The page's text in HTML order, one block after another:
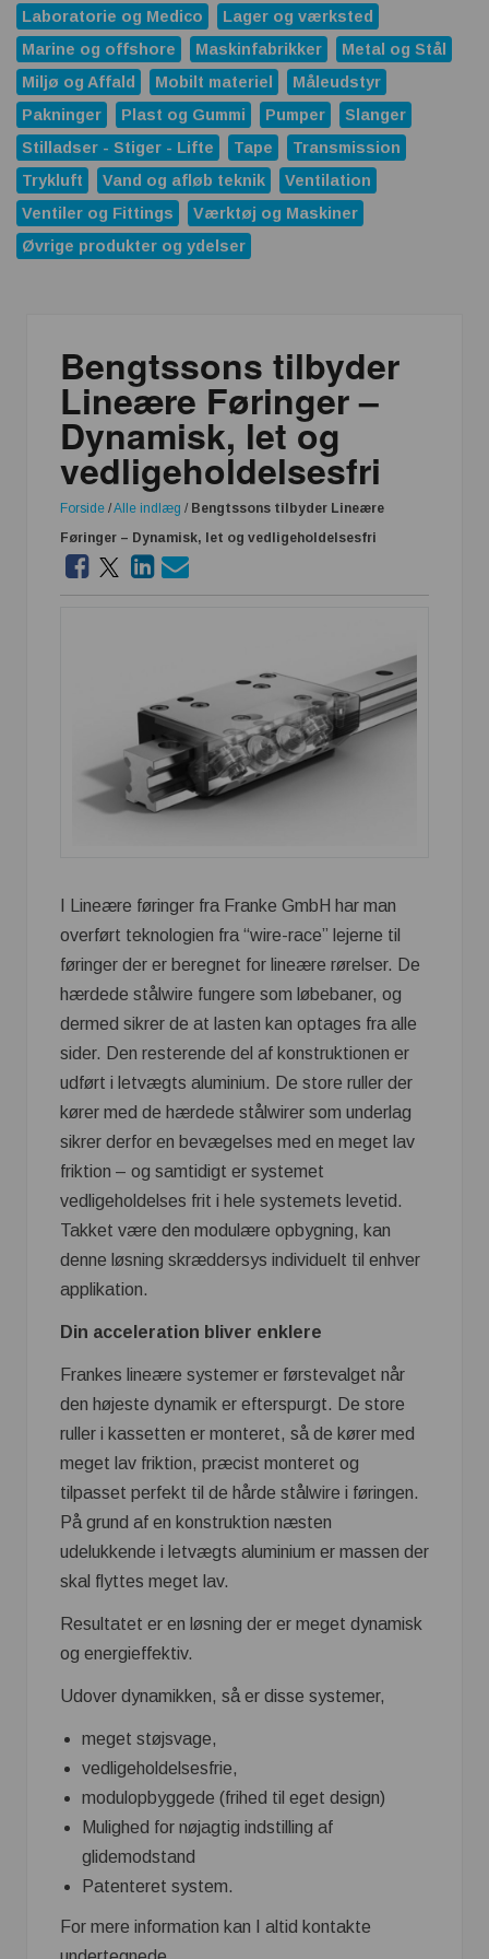
Laboratorie og Medico
Lager og værksted
Marine og offshore
Maskinfabrikker
Metal og Stål
Miljø og Affald
Mobilt materiel
Måleudstyr
Pakninger
Plast og Gummi Pumper
Slanger
Stilladser - Stiger - Lifte
Tape
Transmission
Trykluft
Vand og afløb teknik
Ventilation
Ventiler og Fittings
Værktøj og Maskiner
Øvrige produkter og ydelser
Bengtssons tilbyder
Lineære Føringer –
Dynamisk, let og
vedligeholdelsesfri
Forside /Alle indlæg / Bengtssons tilbyder Lineære
Føringer – Dynamisk, let og vedligeholdelsesfri
I Lineære føringer fra Franke GmbH har man
overført teknologien fra “wire-race” lejerne til
føringer der er beregnet for lineære rørelser. De
hærdede stålwire fungere som løbebaner, og
dermed sikrer de at lasten kan optages fra alle
sider. Den resterende del af konstruktionen er
udført i letvægts aluminium. De store ruller der
kører med de hærdede stålwirer som underlag
sikrer derfor en bevægelses med en meget lav
friktion – og samtidigt er systemet
vedligeholdelses frit i hele systemets levetid.
Takket være den modulære opbygning, kan
denne løsning skræddersys individuelt til enhver
applikation.
Din acceleration bliver enklere
Frankes lineære systemer er førstevalget når
den højeste dynamik er efterspurgt. De store
ruller i kassetten er monteret, så de kører med
meget lav friktion, præcist monteret og
tilpasset perfekt til de hårde stålwire i føringen.
På grund af en konstruktion næsten
udelukkende i letvægts aluminium er massen der
skal flyttes meget lav.
Resultatet er en løsning der er meget dynamisk
og energieffektiv.
Udover dynamikken, så er disse systemer,
meget støjsvage,
vedligeholdelsesfrie,
modulopbyggede (frihed til eget design)
Mulighed for nøjagtig indstilling af
glidemodstand
Patenteret system.
For mere information kan I altid kontakte